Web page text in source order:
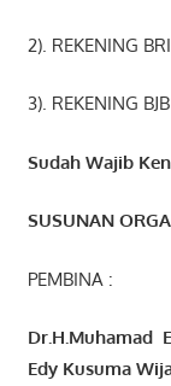
2). REKENING
3). REKENING
Sudah Wajib
SUSUNAN
PEMBINA :
Dr.H.Muhamad
Edy Kusuma